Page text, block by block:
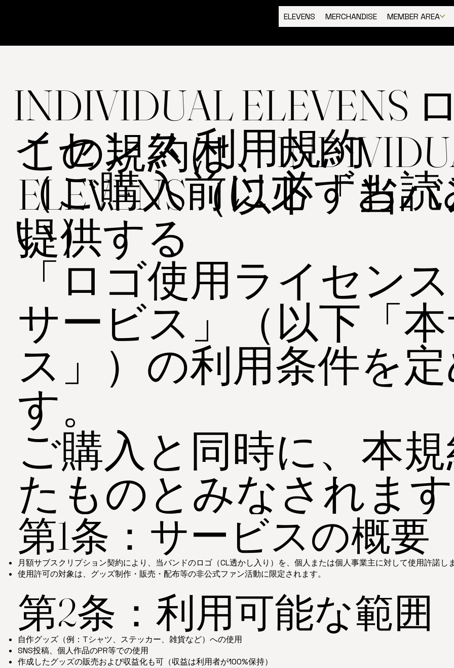
ELEVENS MERCHANDISE MEMBER AREA
INDIVIDUAL ELEVENS
イセンス 利用規約
（ご購入前に必ずお
い）
この規約は、
ELEVENS（以下「当
提供する
「ロゴ使用ライセン
サービス」（以下「
ス」）の利用条件を
す。
ご購入と同時に、本
たものとみなされま
第1条：サービスの概要
月額サブスクリプション契約により、当バンドのロゴ（CL透かし入り）を、個人または個人事業主に対して使用許諾し
使用許可の対象は、グッズ制作・販売・配布等の非公式ファン活動に限定されます。
第2条：利用可能な範囲
自作グッズ（例：Tシャツ、ステッカー、雑貨など）への使用
SNS投稿、個人作品のPR等での使用
作成したグッズの販売および収益化も可（収益は利用者が100%保持）